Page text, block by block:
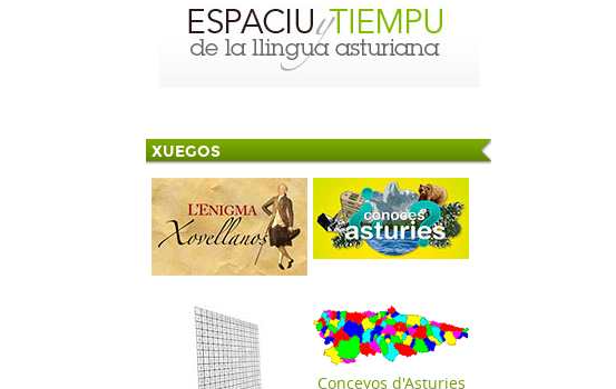
XUEGOS
Conceyos d'Asturies